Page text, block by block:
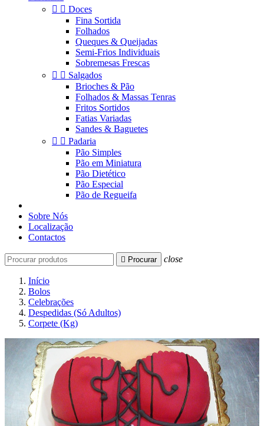
  Doces
Fina Sortida
Folhados
Queques & Queijadas
Semi-Frios Individuais
Sobremesas Frescas
  Salgados
Brioches & Pão
Folhados & Massas Tenras
Fritos Sortidos
Fatias Variadas
Sandes & Baguetes
  Padaria
Pão Simples
Pão em Miniatura
Pão Dietético
Pão Especial
Pão de Regueifa
Sobre Nós
Localização
Contactos
 Procurar close
Início
Bolos
Celebrações
Despedidas (Só Adultos)
Corpete (Kg)